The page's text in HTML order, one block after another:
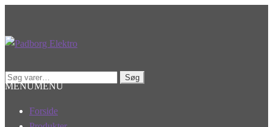
Spring
Spring
Søg
efter:
Søg
MENUMENU
Forside